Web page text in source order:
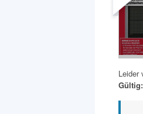
Leider
Gültig: